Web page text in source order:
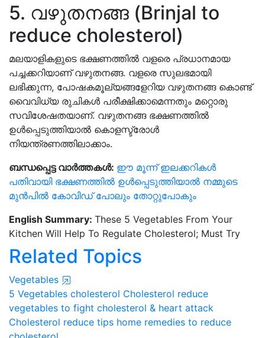
5. വഴുതനങ്ങ (Brinjal to
reduce cholesterol)
മലയാളികളുടെ ഭക്ഷണത്തിൽ വളരെ പ്രധാനമായ
പച്ചക്കറിയാണ് വഴുതനങ്ങ. വളരെ സുലഭമായി
ലഭിക്കുന്ന, പോഷകമൂല്യങ്ങളേറിയ വഴുതനങ്ങ കൊണ്ട്
വൈവിധ്യ രുചികൾ പരീക്ഷിക്കാമെന്നതും മറ്റൊരു
സവിശേഷതയാണ്. വഴുതനങ്ങ ഭക്ഷണത്തിൽ
ഉൾപ്പെടുത്തിയാൽ കൊളസ്ട്രോൾ
നിയന്ത്രണത്തിലാക്കാം.
ബന്ധപ്പെട്ട വാർത്തകൾ: ഈ മൂന്ന് ഇലക്കറികൾ
പതിവായി ഭക്ഷണത്തിൽ ഉൾപ്പെടുത്തിയാൽ നമ്മുടെ
മുൻപിൽ കോവിഡ് പോലും തോറ്റുപോകും
English Summary: These 5 Vegetables From Your
Kitchen Will Help To Regulate Cholesterol; Must Try
Related Topics
Vegetables
5 Vegetables cholesterol Cholesterol reduce
vegetables to fight cholesterol & heart attack
Cholesterol reduce tips home remedies to reduce